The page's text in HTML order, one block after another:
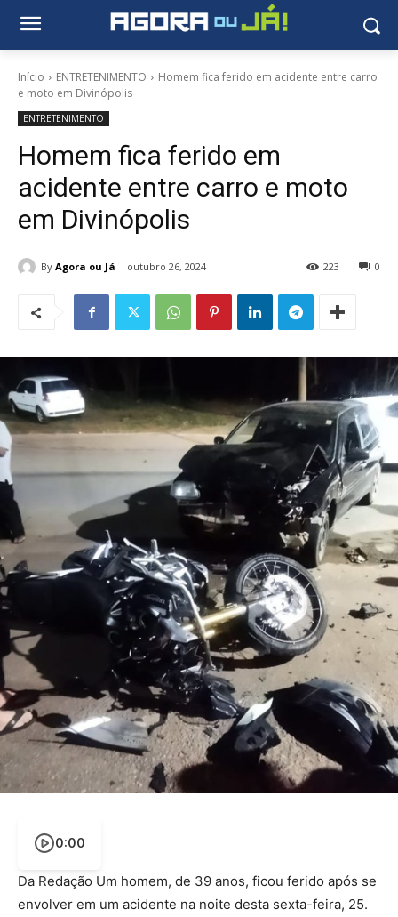
Início ENTRETENIMENTO
Homem fica ferido em acidente entre carro
e moto em Divinópolis
ENTRETENIMENTO
Homem fica ferido em
acidente entre carro e moto
em Divinópolis
By Agora ou Já outubro 26, 2024 0
223
0:00
Da Redação Um homem, de 39 anos, ficou ferido após se
envolver em um acidente na noite desta sexta-feira, 25.